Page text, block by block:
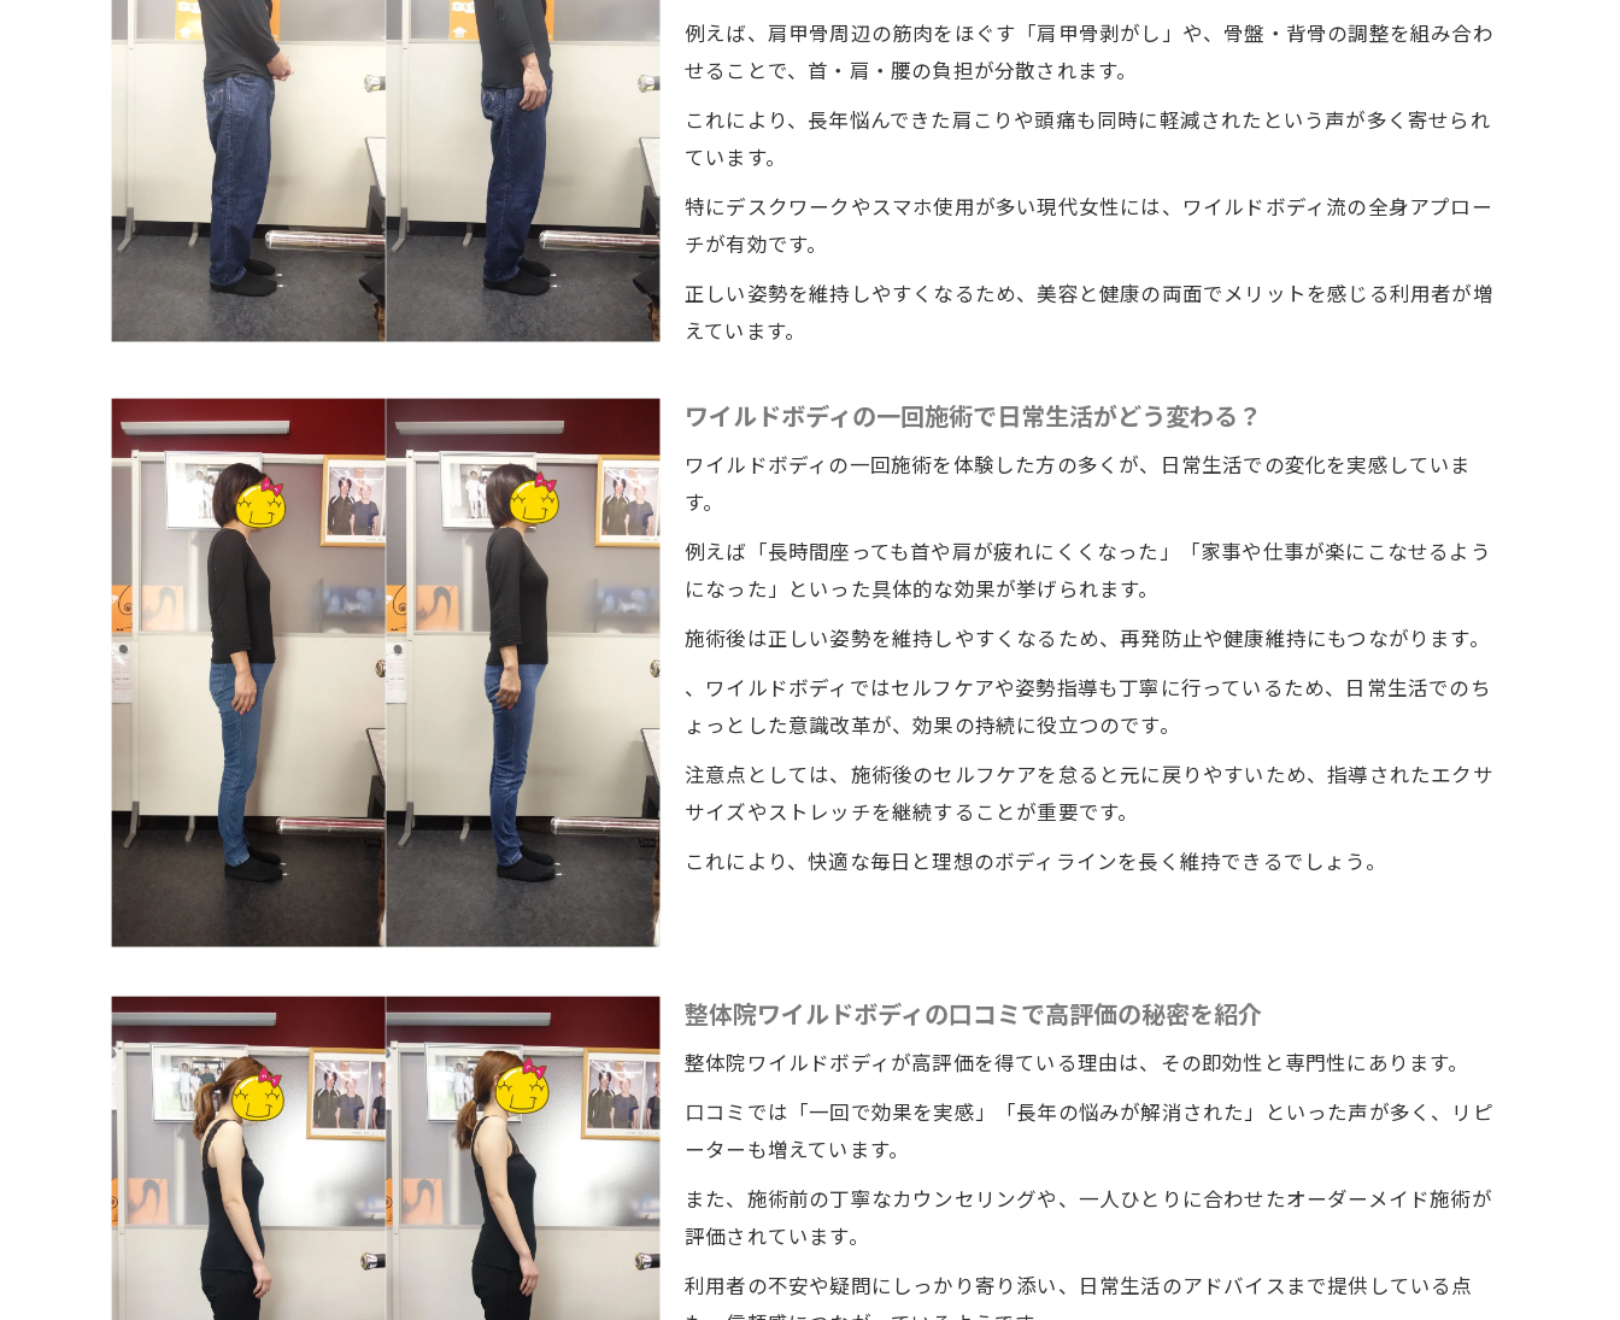
例えば、肩甲骨周辺の筋肉をほぐす「肩甲骨剥がし」や、骨盤・背骨の調整を組み合わ
せることで、首・肩・腰の負担が分散されます。
これにより、長年悩んできた肩こりや頭痛も同時に軽減されたという声が多く寄せられ
ています。
特にデスクワークやスマホ使用が多い現代女性には、ワイルドボディ流の全身アプロー
チが有効です。
正しい姿勢を維持しやすくなるため、美容と健康の両面でメリットを感じる利用者が増
えています。
ワイルドボディの一回施術で日常生活がどう変わる？
ワイルドボディの一回施術を体験した方の多くが、日常生活での変化を実感していま
す。
例えば「長時間座っても首や肩が疲れにくくなった」「家事や仕事が楽にこなせるよう
になった」といった具体的な効果が挙げられます。
施術後は正しい姿勢を維持しやすくなるため、再発防止や健康維持にもつながります。
、ワイルドボディではセルフケアや姿勢指導も丁寧に行っているため、日常生活でのち
ょっとした意識改革が、効果の持続に役立つのです。
注意点としては、施術後のセルフケアを怠ると元に戻りやすいため、指導されたエクサ
サイズやストレッチを継続することが重要です。
これにより、快適な毎日と理想のボディラインを長く維持できるでしょう。
整体院ワイルドボディの口コミで高評価の秘密を紹介
整体院ワイルドボディが高評価を得ている理由は、その即効性と専門性にあります。
口コミでは「一回で効果を実感」「長年の悩みが解消された」といった声が多く、リピ
ーターも増えています。
また、施術前の丁寧なカウンセリングや、一人ひとりに合わせたオーダーメイド施術が
評価されています。
利用者の不安や疑問にしっかり寄り添い、日常生活のアドバイスまで提供している点